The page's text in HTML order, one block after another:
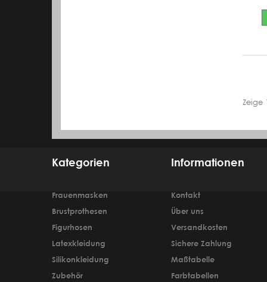
Zeige
Kategorien
Frauenmasken
Brustprothesen
Figurhosen
Latexkleidung
Silikonkleidung
Zubehör
Informationen
Kontakt
Über uns
Versandkosten
Sichere Zahlung
Maßtabelle
Farbtabellen